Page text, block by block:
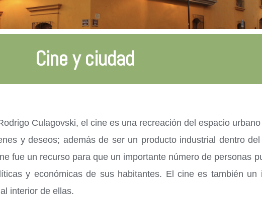
Cine y ciudad
Culagovski, el cine es una recreación del espacio
y deseos; además de ser un producto industrial dentro
fue un recurso para que un importante número de personas
y económicas de sus habitantes. El cine es también
interior de ellas.